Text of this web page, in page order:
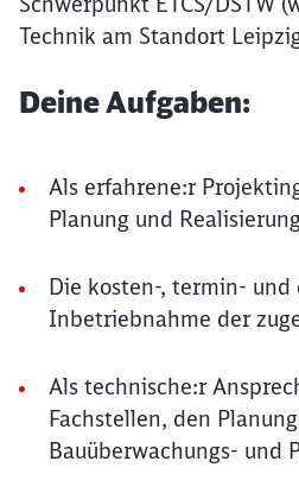
Technik am Standort
Deine Aufgaben:
Als erfahrene:r
Planung und
Die kosten-, termin- und
Inbetriebnahme der
Als technische:r
Fachstellen, den
Bauüberwachungs- und